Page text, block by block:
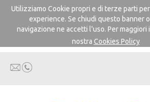
Utilizziamo Cookie propri e di terze parti
experience. Se chiudi questo banner
navigazione ne accetti l'uso. Per maggiori
nostra Cookies Policy